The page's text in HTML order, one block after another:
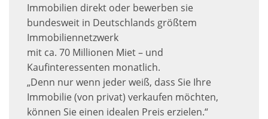
Immobilien direkt oder bewerben sie
bundesweit in Deutschlands größtem
Immobiliennetzwerk
mit ca. 70 Millionen Miet – und
Kaufinteressenten monatlich.
„Denn nur wenn jeder weiß, dass Sie Ihre
Immobilie (von privat) verkaufen möchten,
können Sie einen idealen Preis erzielen.“